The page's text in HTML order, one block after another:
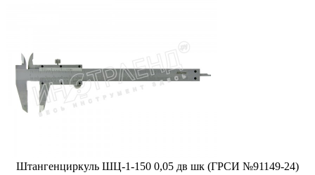
Штангенциркуль ШЦ-1-150 0,05 дв шк (ГРСИ №91149-24)